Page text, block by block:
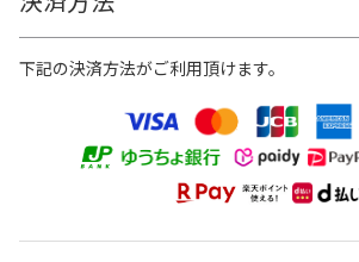
下記の決済方法がご利用頂けます。